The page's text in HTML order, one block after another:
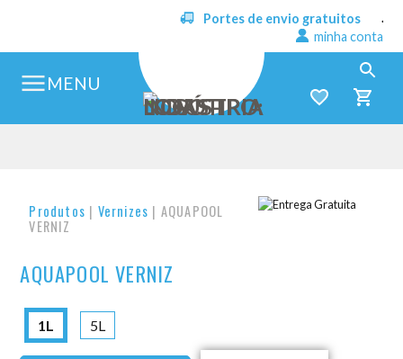
Portes de envio gratuitos
minha conta
MENU
Produtos | Vernizes | AQUAPOOL
VERNIZ
AQUAPOOL VERNIZ
1L 5L